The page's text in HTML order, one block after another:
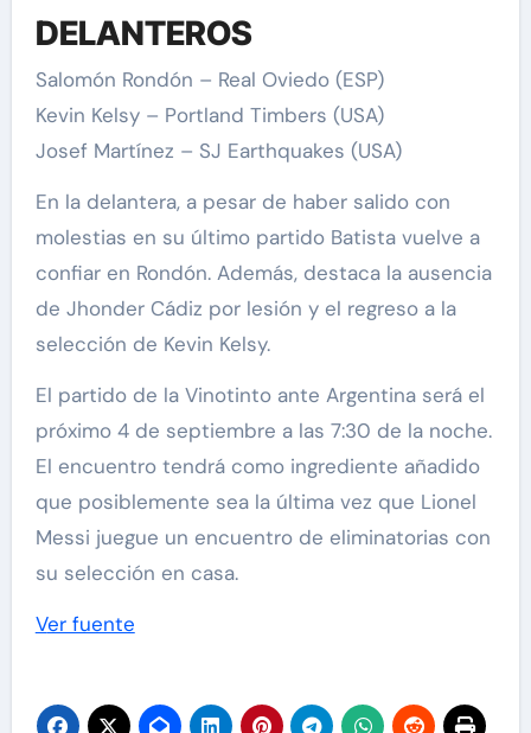
DELANTEROS
Salomón Rondón – Real Oviedo (ESP)
Kevin Kelsy – Portland Timbers (USA)
Josef Martínez – SJ Earthquakes (USA)
En la delantera, a pesar de haber salido con
molestias en su último partido Batista vuelve a
confiar en Rondón. Además, destaca la ausencia
de Jhonder Cádiz por lesión y el regreso a la
selección de Kevin Kelsy.
El partido de la Vinotinto ante Argentina será el
próximo 4 de septiembre a las 7:30 de la noche.
El encuentro tendrá como ingrediente añadido
que posiblemente sea la última vez que Lionel
Messi juegue un encuentro de eliminatorias con
su selección en casa.
Ver fuente